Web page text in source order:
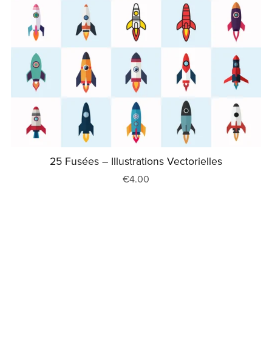
25 Fusées – Illustrations Vectorielles
€4.00